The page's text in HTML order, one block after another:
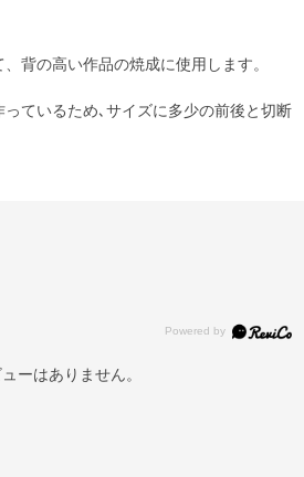
背の高い作品の焼成に使用します。
ているため､サイズに多少の前後と切断
ーはありません。